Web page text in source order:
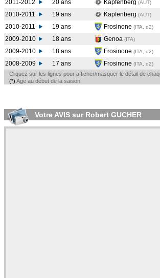
2011-2012
20 ans Kapfenberg (AUT)
2010-2011
19 ans Kapfenberg (AUT)
2010-2011
19 ans Frosinone (ITA, d2)
2009-2010
18 ans Genoa (ITA)
2009-2010
18 ans Frosinone (ITA, d2)
2008-2009
17 ans Frosinone (ITA, d2)
Cliquez sur les lignes pour afficher/masquer le détail de
(*) Age au début de la saison
Votre AVIS sur Robert GUCHER